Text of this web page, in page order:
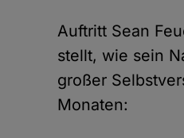
Auftritt Sean
stellt, wie sein
großer
Monaten: